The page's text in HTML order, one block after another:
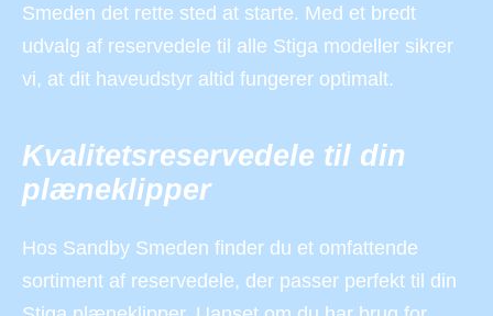
Smeden det rette sted at starte. Med et bredt
udvalg af reservedele til alle Stiga modeller sikrer
vi, at dit haveudstyr altid fungerer optimalt.
Kvalitetsreservedele til din
plæneklipper
Hos Sandby Smeden finder du et omfattende
sortiment af reservedele, der passer perfekt til din